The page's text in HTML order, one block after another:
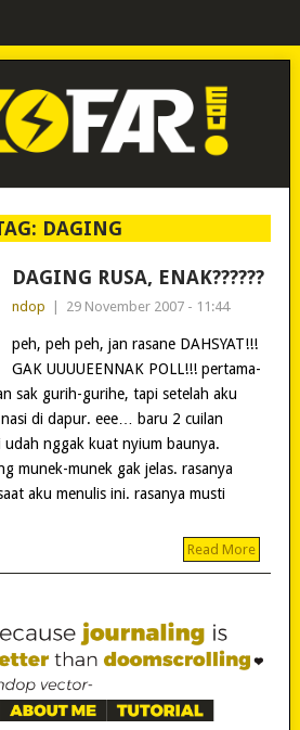
DAGING
DAGING RUSA, ENAK??????
ndop 29 November 2007 - 11:44
peh, peh peh, jan rasane DAHSYAT!!!
GAK UUUUEENNAK POLL!!! pertama-
sak gurih-gurihe, tapi setelah aku
di dapur. eee… baru 2 cuilan
nggak kuat nyium baunya.
munek-munek gak jelas. rasanya
aku menulis ini. rasanya musti
Read More